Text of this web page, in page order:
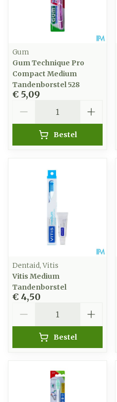
Gum
Gum Technique Pro
Compact Medium
Tandenborstel 528
€ 5,09
Bestel
Dentaid, Vitis
Vitis Medium
Tandenborstel
€ 4,50
Bestel